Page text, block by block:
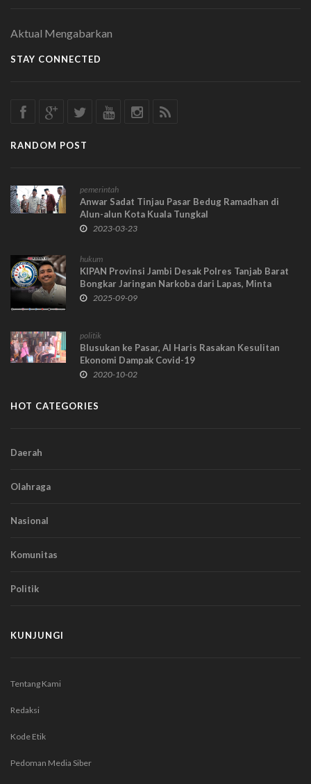
Aktual Mengabarkan
STAY CONNECTED
RANDOM POST
pemerintah
Anwar Sadat Tinjau Pasar Bedug Ramadhan di
Alun-alun Kota Kuala Tungkal
2023-03-23
hukum
KIPAN Provinsi Jambi Desak Polres Tanjab Barat
Bongkar Jaringan Narkoba dari Lapas, Minta
Jangan Tutupi Proses Hukum ASN Pemkab yang
2025-09-09
politik
Blusukan ke Pasar, Al Haris Rasakan Kesulitan
Ekonomi Dampak Covid-19
2020-10-02
HOT CATEGORIES
Daerah
Olahraga
Nasional
Komunitas
Politik
KUNJUNGI
Tentang Kami
Redaksi
Kode Etik
Pedoman Media Siber